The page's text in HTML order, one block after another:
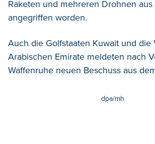
Raketen und mehreren Drohnen aus
angegriffen worden.
Auch die Golfstaaten Kuwait und die
Arabischen Emirate meldeten nach
Waffenruhe neuen Beschuss aus
dpa/mh